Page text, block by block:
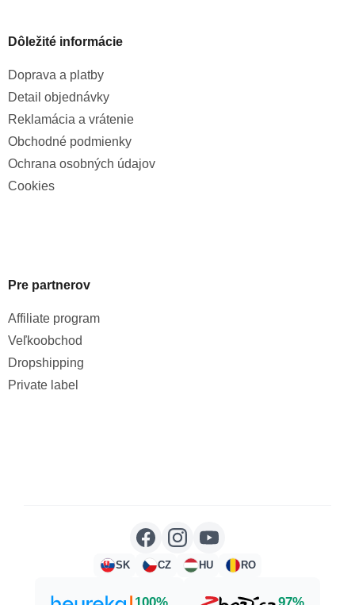
Dôležité informácie
Doprava a platby
Detail objednávky
Reklamácia a vrátenie
Obchodné podmienky
Ochrana osobných údajov
Cookies
Pre partnerov
Affiliate program
Veľkoobchod
Dropshipping
Private label
SK CZ HU RO